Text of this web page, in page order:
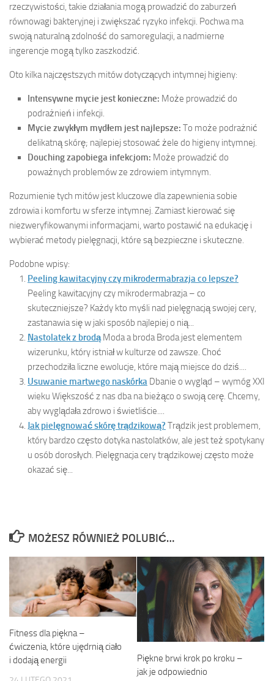
rzeczywistości, takie działania mogą prowadzić do zaburzeń
równowagi bakteryjnej i zwiększać ryzyko infekcji. Pochwa ma
swoją naturalną zdolność do samoregulacji, a nadmierne
ingerencje mogą tylko zaszkodzić.
Oto kilka najczęstszych mitów dotyczących intymnej higieny:
Intensywne mycie jest konieczne: Może prowadzić do
podrażnień i infekcji.
Mycie zwykłym mydłem jest najlepsze: To może podrażnić
delikatną skórę; najlepiej stosować żele do higieny intymnej.
Douching zapobiega infekcjom: Może prowadzić do
poważnych problemów ze zdrowiem intymnym.
Rozumienie tych mitów jest kluczowe dla zapewnienia sobie
zdrowia i komfortu w sferze intymnej. Zamiast kierować się
niezweryfikowanymi informacjami, warto postawić na edukację i
wybierać metody pielęgnacji, które są bezpieczne i skuteczne.
Podobne wpisy:
Peeling kawitacyjny czy mikrodermabrazja co lepsze?
Peeling kawitacyjny czy mikrodermabrazja – co
skuteczniejsze? Każdy kto myśli nad pielęgnacją swojej cery,
zastanawia się w jaki sposób najlepiej o nią...
Nastolatek z brodą Moda a broda Broda jest elementem
wizerunku, który istniał w kulturze od zawsze. Choć
przechodziła liczne ewolucje, które mają miejsce do dziś....
Usuwanie martwego naskórka Dbanie o wygląd – wymóg XXI
wieku Większość z nas dba na bieżąco o swoją cerę. Chcemy,
aby wyglądała zdrowo i świetliście....
Jak pielęgnować skórę trądzikową? Trądzik jest problemem,
który bardzo często dotyka nastolatków, ale jest też spotykany
u osób dorosłych. Pielęgnacja cery trądzikowej często może
okazać się...
MOŻESZ RÓWNIEŻ POLUBIĆ…
Fitness dla piękna –
ćwiczenia, które ujędrnią ciało
i dodają energii
Piękne brwi krok po kroku –
jak je odpowiednio